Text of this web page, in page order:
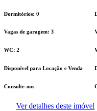
Dormitórios: 0
Vagas de garagem: 3
WC: 2
Disponível para Locação e Venda
Consulte-nos
Ver detalhes deste imóvel